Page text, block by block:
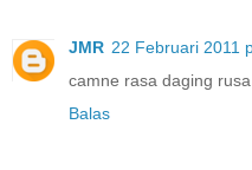
JMR 22 Februari 2011
camne rasa daging
Balas